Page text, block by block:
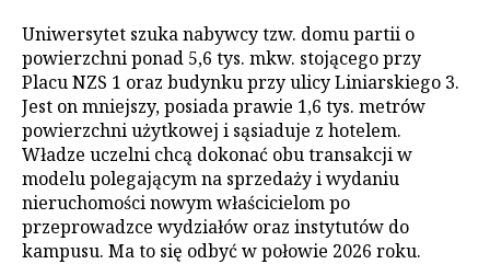
Uniwersytet szuka nabywcy tzw. domu partii o
powierzchni ponad 5,6 tys. mkw. stojącego przy
Placu NZS 1 oraz budynku przy ulicy Liniarskiego 3.
Jest on mniejszy, posiada prawie 1,6 tys. metrów
powierzchni użytkowej i sąsiaduje z hotelem.
Władze uczelni chcą dokonać obu transakcji w
modelu polegającym na sprzedaży i wydaniu
nieruchomości nowym właścicielom po
przeprowadzce wydziałów oraz instytutów do
kampusu. Ma to się odbyć w połowie 2026 roku.